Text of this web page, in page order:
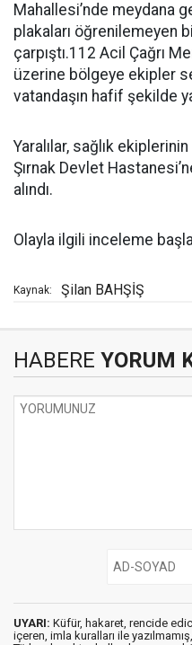
Mahallesi’nde meydana
plakaları öğrenilemeyen
çarpıştı.112 Acil Çağrı
üzerine bölgeye ekipler
vatandaşın hafif şekilde
Yaralılar, sağlık
Şırnak Devlet
alındı.
Olayla ilgili inceleme
Kaynak: Şilan BAHŞİŞ
HABERE YORUM
UYARI: Küfür, hakaret, rencide
içeren, imla kuralları ile yazılmamış,